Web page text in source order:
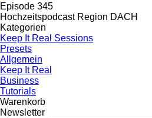
Episode 345
Hochzeitspodcast Region DACH
Kategorien
Keep It Real Sessions
Presets
Allgemein
Keep It Real
Business
Tutorials
Warenkorb
Newsletter